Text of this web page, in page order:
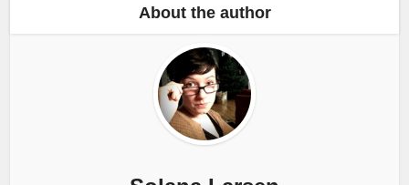
About the author